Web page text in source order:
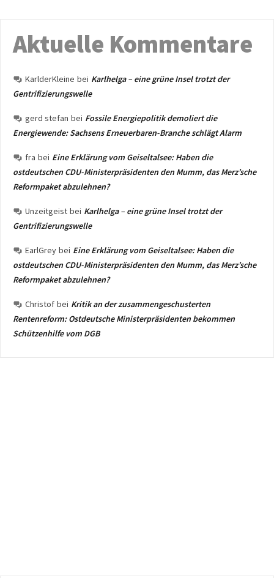
Aktuelle Kommentare
KarlderKleine bei Karlhelga – eine grüne Insel trotzt der
Gentrifizierungswelle
gerd stefan bei Fossile Energiepolitik demoliert die
Energiewende: Sachsens Erneuerbaren-Branche schlägt Alarm
fra bei Eine Erklärung vom Geiseltalsee: Haben die
ostdeutschen CDU-Ministerpräsidenten den Mumm, das Merz’sche
Reformpaket abzulehnen?
Unzeitgeist bei Karlhelga – eine grüne Insel trotzt der
Gentrifizierungswelle
EarlGrey bei Eine Erklärung vom Geiseltalsee: Haben die
ostdeutschen CDU-Ministerpräsidenten den Mumm, das Merz’sche
Reformpaket abzulehnen?
Christof bei Kritik an der zusammengeschusterten
Rentenreform: Ostdeutsche Ministerpräsidenten bekommen
Schützenhilfe vom DGB